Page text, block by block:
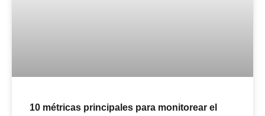
10 métricas principales para monitorear el